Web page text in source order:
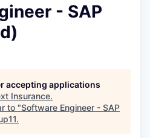
- SAP
accepting applications
Insurance.
to "Software Engineer - SAP
.